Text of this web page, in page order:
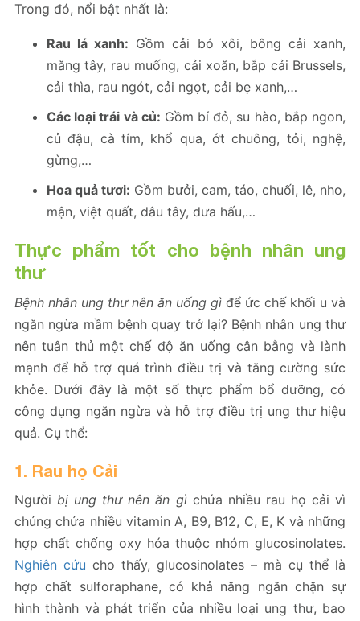
Trong đó, nổi bật nhất là:
Rau lá xanh: Gồm cải bó xôi, bông cải xanh,
măng tây, rau muống, cải xoăn, bắp cải Brussels,
cải thìa, rau ngót, cải ngọt, cải bẹ xanh,…
Các loại trái và củ: Gồm bí đỏ, su hào, bắp ngon,
củ đậu, cà tím, khổ qua, ớt chuông, tỏi, nghệ,
gừng,…
Hoa quả tươi: Gồm bưởi, cam, táo, chuối, lê, nho,
mận, việt quất, dâu tây, dưa hấu,…
Thực phẩm tốt cho bệnh nhân ung
thư
Bệnh nhân ung thư nên ăn uống gì để ức chế khối u và
ngăn ngừa mầm bệnh quay trở lại? Bệnh nhân ung thư
nên tuân thủ một chế độ ăn uống cân bằng và lành
mạnh để hỗ trợ quá trình điều trị và tăng cường sức
khỏe. Dưới đây là một số thực phẩm bổ dưỡng, có
công dụng ngăn ngừa và hỗ trợ điều trị ung thư hiệu
quả. Cụ thể:
1. Rau họ Cải
Ngườibị ung thư nên ăn gìchứa nhiều rau họ cải vì
chúng chứa nhiều vitamin A, B9, B12, C, E, K và những
hợp chất chống oxy hóa thuộc nhóm glucosinolates.
Nghiên cứu cho thấy, glucosinolates – mà cụ thể là
hợp chất sulforaphane, có khả năng ngăn chặn sự
hình thành và phát triển của nhiều loại ung thư, bao